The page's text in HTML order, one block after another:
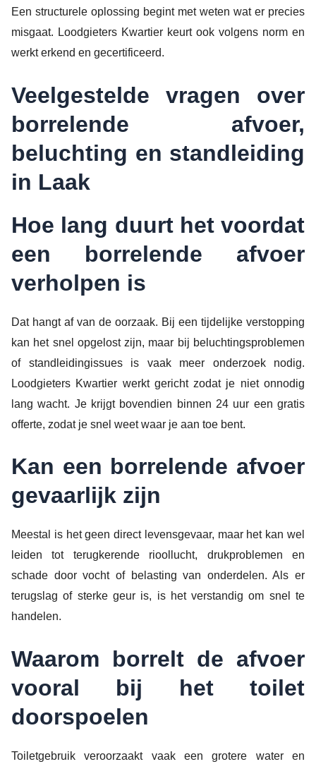
Een structurele oplossing begint met weten wat er precies
misgaat. Loodgieters Kwartier keurt ook volgens norm en
werkt erkend en gecertificeerd.
Veelgestelde vragen over
borrelende afvoer,
beluchting en standleiding
in Laak
Hoe lang duurt het voordat
een borrelende afvoer
verholpen is
Dat hangt af van de oorzaak. Bij een tijdelijke verstopping
kan het snel opgelost zijn, maar bij beluchtingsproblemen
of standleidingissues is vaak meer onderzoek nodig.
Loodgieters Kwartier werkt gericht zodat je niet onnodig
lang wacht. Je krijgt bovendien binnen 24 uur een gratis
offerte, zodat je snel weet waar je aan toe bent.
Kan een borrelende afvoer
gevaarlijk zijn
Meestal is het geen direct levensgevaar, maar het kan wel
leiden tot terugkerende rioollucht, drukproblemen en
schade door vocht of belasting van onderdelen. Als er
terugslag of sterke geur is, is het verstandig om snel te
handelen.
Waarom borrelt de afvoer
vooral bij het toilet
doorspoelen
Toiletgebruik veroorzaakt vaak een grotere water en